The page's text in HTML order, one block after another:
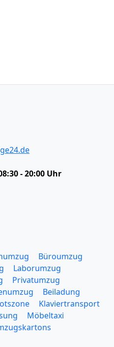
- 20:00 Uhr
Büroumzug
Laborumzug
Privatumzug
Beiladung
Klaviertransport
Möbeltaxi